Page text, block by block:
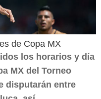
de Copa MX
los horarios y día
MX del Torneo
disputarán entre